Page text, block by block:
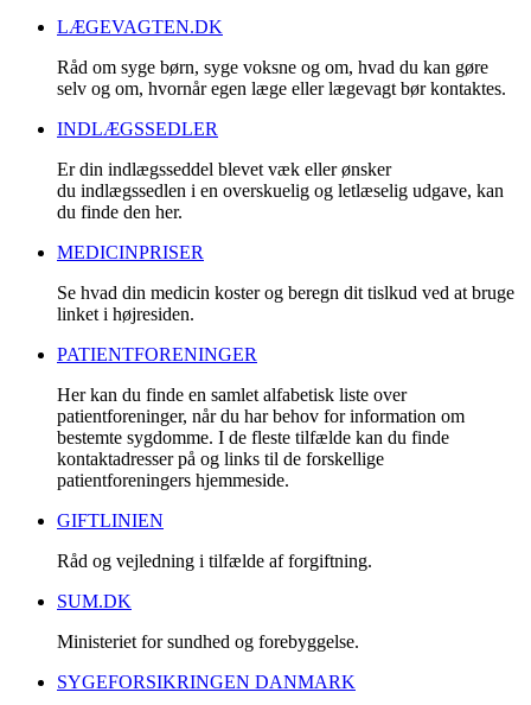
LÆGEVAGTEN.DK
Råd om syge børn, syge voksne og om, hvad du kan gøre
selv og om, hvornår egen læge eller lægevagt bør kontaktes.
INDLÆGSSEDLER
Er din indlægsseddel blevet væk eller ønsker
du indlægssedlen i en overskuelig og letlæselig udgave, kan
du finde den her.
MEDICINPRISER
Se hvad din medicin koster og beregn dit tislkud ved at bruge
linket i højresiden.
PATIENTFORENINGER
Her kan du finde en samlet alfabetisk liste over
patientforeninger, når du har behov for information om
bestemte sygdomme. I de fleste tilfælde kan du finde
kontaktadresser på og links til de forskellige
patientforeningers hjemmeside.
GIFTLINIEN
Råd og vejledning i tilfælde af forgiftning.
SUM.DK
Ministeriet for sundhed og forebyggelse.
SYGEFORSIKRINGEN DANMARK